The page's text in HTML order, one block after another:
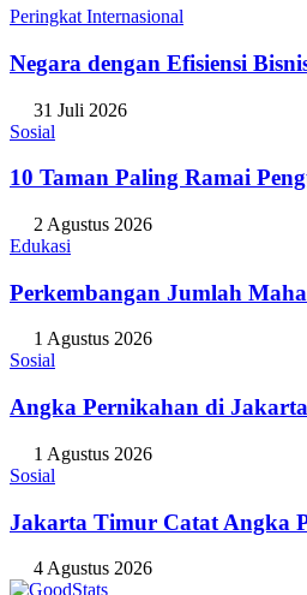
Peringkat Internasional
Negara dengan Efisiensi
31 Juli 2026
Sosial
10 Taman Paling Ramai
2 Agustus 2026
Edukasi
Perkembangan Jumlah
1 Agustus 2026
Sosial
Angka Pernikahan di
1 Agustus 2026
Sosial
Jakarta Timur Catat Angka
4 Agustus 2026